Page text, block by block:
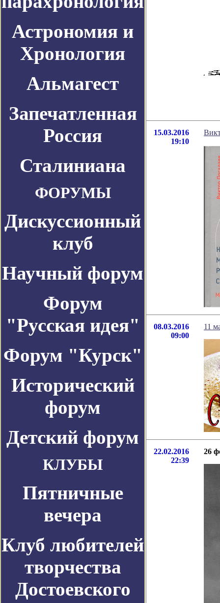
Астрономия и
Хронология
Альмагест
Запечатленная
Россия
Сталиниана
ФОРУМЫ
Дискуссионный
клуб
Научный форум
Форум
"Русская идея"
Форум "Курск"
Исторический
форум
Детский форум
КЛУБЫ
Пятничные
вечера
Клуб любителей
творчества
Достоевского
15.03.2016
19:10
08.03.2016
09:00
11
22.02.2016
22:39
26